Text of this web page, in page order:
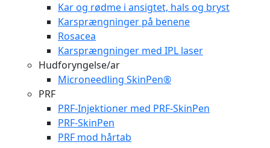
Kar og rødme i ansigtet, hals og bryst
Karsprængninger på benene
Rosacea
Karsprængninger med IPL laser
Hudforyngelse/ar
Microneedling SkinPen®
PRF
PRF-Injektioner med PRF-SkinPen
PRF-SkinPen
PRF mod hårtab